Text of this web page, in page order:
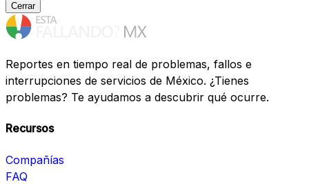
Cerrar
Reportes en tiempo real de problemas, fallos e
interrupciones de servicios de México. ¿Tienes
problemas? Te ayudamos a descubrir qué ocurre.
Recursos
Compañías
FAQ